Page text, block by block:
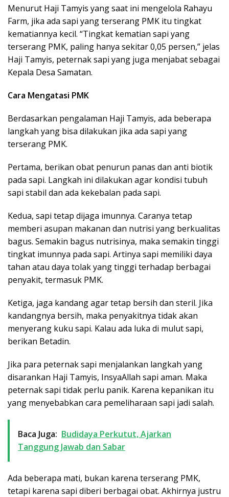
Menurut Haji Tamyis yang saat ini mengelola Rahayu
Farm, jika ada sapi yang terserang PMK itu tingkat
kematiannya kecil. “Tingkat kematian sapi yang
terserang PMK, paling hanya sekitar 0,05 persen,” jelas
Haji Tamyis, peternak sapi yang juga menjabat sebagai
Kepala Desa Samatan.
Cara Mengatasi PMK
Berdasarkan pengalaman Haji Tamyis, ada beberapa
langkah yang bisa dilakukan jika ada sapi yang
terserang PMK.
Pertama, berikan obat penurun panas dan anti biotik
pada sapi. Langkah ini dilakukan agar kondisi tubuh
sapi stabil dan ada kekebalan pada sapi.
Kedua, sapi tetap dijaga imunnya. Caranya tetap
memberi asupan makanan dan nutrisi yang berkualitas
bagus. Semakin bagus nutrisinya, maka semakin tinggi
tingkat imunnya pada sapi. Artinya sapi memiliki daya
tahan atau daya tolak yang tinggi terhadap berbagai
penyakit, termasuk PMK.
Ketiga, jaga kandang agar tetap bersih dan steril. Jika
kandangnya bersih, maka penyakitnya tidak akan
menyerang kuku sapi. Kalau ada luka di mulut sapi,
berikan Betadin.
Jika para peternak sapi menjalankan langkah yang
disarankan Haji Tamyis, InsyaAllah sapi aman. Maka
peternak sapi tidak perlu panik. Karena kepanikan itu
yang menyebabkan cara pemeliharaan sapi jadi salah.
Baca Juga: Budidaya Perkutut, Ajarkan
Tanggung Jawab dan Sabar
Ada beberapa mati, bukan karena terserang PMK,
tetapi karena sapi diberi berbagai obat. Akhirnya justru